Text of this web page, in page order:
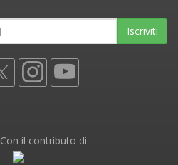
Iscriviti
Con il contributo di